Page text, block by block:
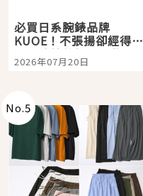
必買日系腕錶品牌
KUOE！不張揚卻經得起
時間洗鍊的經典之作五
選
2026年07月20日
No.5